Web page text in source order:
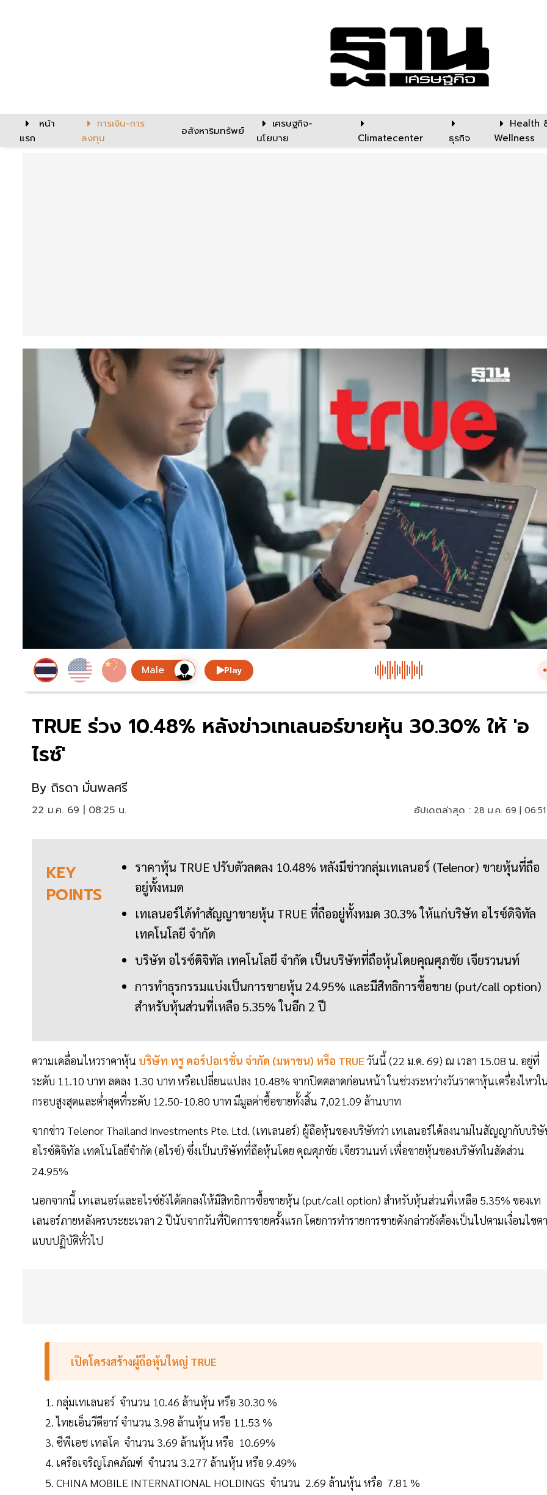
หน้า
แรก
การเงิน-การ
ลงทุน
อสังหาริมทรัพย์
เศรษฐกิจ-
นโยบาย
Climatecenter ธุรกิจ
Health
Wellness
Play
TRUE ร่วง 10.48% หลังข่าวเทเลนอร์ขายหุ้น 30.30% ให้ 'อ
ไรซ์'
By ถิรดา มั่นพลศรี
22 ม.ค. 69 | 08:25 น. อัปเดตล่าสุด : 28 ม.ค. 69 |
KEY
POINTS
ราคาหุ้น TRUE ปรับตัวลดลง 10.48% หลังมีข่าวกลุ่มเทเลนอร์ (Telenor) ขายหุ้นที่ถือ
อยู่ทั้งหมด
เทเลนอร์ได้ทำสัญญาขายหุ้น TRUE ที่ถืออยู่ทั้งหมด 30.3% ให้แก่บริษัท อไรซ์ดิจิทัล
เทคโนโลยี จำกัด
บริษัท อไรซ์ดิจิทัล เทคโนโลยี จำกัด เป็นบริษัทที่ถือหุ้นโดยคุณศุภชัย เจียรวนนท์
การทำธุรกรรมแบ่งเป็นการขายหุ้น 24.95% และมีสิทธิการซื้อขาย (put/call option)
สำหรับหุ้นส่วนที่เหลือ 5.35% ในอีก 2 ปี
ความเคลื่อนไหวราคาหุ้น บริษัท ทรู คอร์ปอเรชั่น จำกัด (มหาชน) หรือ TRUE วันนี้ (22 ม.ค. 69) ณ เวลา 15.08 น. อยู่ที่
ระดับ 11.10 บาท ลดลง 1.30 บาท หรือเปลี่ยนแปลง 10.48% จากปิดตลาดก่อนหน้า ในช่วงระหว่างวันราคาหุ้นเครื่องไหวใ
กรอบสูงสุดและต่ำสุดที่ระดับ 12.50-10.80 บาท มีมูลค่าซื้อขายทั้งสิ้น 7,021.09 ล้านบาท
จากข่าว Telenor Thailand Investments Pte. Ltd. (เทเลนอร์) ผู้ถือหุ้นของบริษัทว่า เทเลนอร์ได้ลงนามในสัญญากับบริ
อไรซ์ดิจิทัล เทคโนโลยีจํากัด (อไรซ์) ซึ่งเป็นบริษัทที่ถือหุ้นโดย คุณศุภชัย เจียรวนนท์ เพื่อขายหุ้นของบริษัทในสัดส่วน
24.95%
นอกจากนี้ เทเลนอร์และอไรซ์ยังได้ตกลงให้มีสิทธิการซื้อขายหุ้น (put/call option) สําหรับหุ้นส่วนที่เหลือ 5.35% ของเท
เลนอร์ภายหลังครบระยะเวลา 2 ปีนับจากวันที่ปิดการขายครั้งแรก โดยการทํารายการขายดังกล่าวยังต้องเป็นไปตามเงื่อนไขต
แบบปฏิบัติทั่วไป
เปิดโครงสร้างผู้ถือหุ้นใหญ่ TRUE
กลุ่มเทเลนอร์ จำนวน 10.46 ล้านหุ้น หรือ 30.30 %
ไทยเอ็นวีดีอาร์ จำนวน 3.98 ล้านหุ้น หรือ 11.53 %
ซีพีเอช เทลโค จำนวน 3.69 ล้านหุ้น หรือ 10.69%
เครือเจริญโภคภัณฑ์ จำนวน 3.277 ล้านหุ้น หรือ 9.49%
CHINA MOBILE INTERNATIONAL HOLDINGS จำนวน 2.69 ล้านหุ้น หรือ 7.81 %